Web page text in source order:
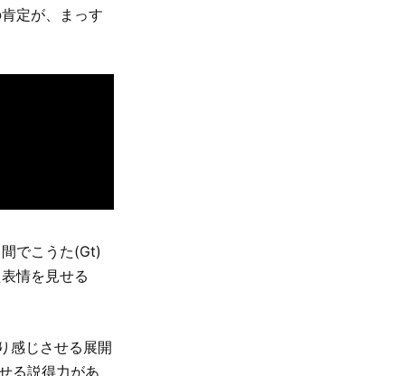
定が、まっす
でこうた(Gt)
情を見せる
感じさせる展開
る説得力があ